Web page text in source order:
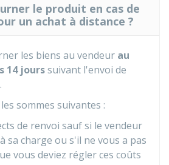
le produit en cas de
un achat à distance ?
les biens au vendeur au
14 jourssuivant l'envoi de
sommes suivantes :
de renvoi sauf si le vendeur
sa charge ou s'il ne vous a pas
vous deviez régler ces coûts